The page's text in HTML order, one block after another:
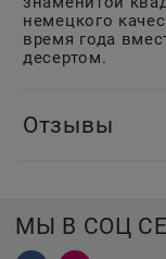
немецкого
время года
десертом.
Отзывы
МЫ В СОЦ